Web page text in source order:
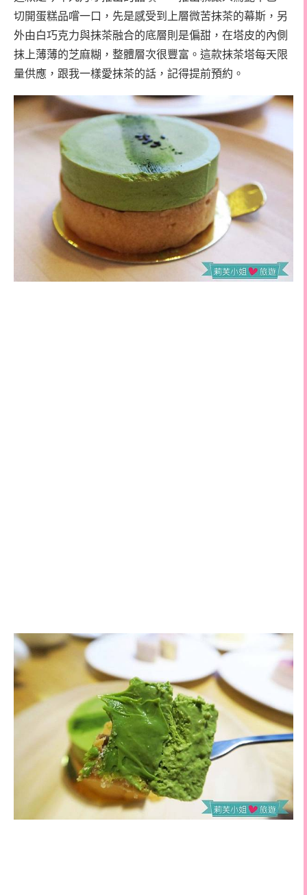
切開蛋糕品嚐一口，先是感受到上層微苦抹茶的幕斯，另
外由白巧克力與抹茶融合的底層則是偏甜，在塔皮的內側
抹上薄薄的芝麻糊，整體層次很豐富。這款抹茶塔每天限
量供應，跟我一樣愛抹茶的話，記得提前預約。